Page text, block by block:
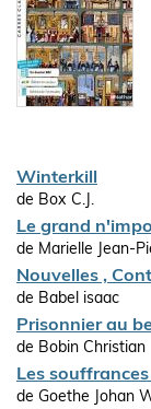
Winterkill
de Box C.J.
Le grand
de Marielle Jean-
Nouvelles ,
de Babel isaac
Prisonnier au
de Bobin Christian
Les
de Goethe Johan